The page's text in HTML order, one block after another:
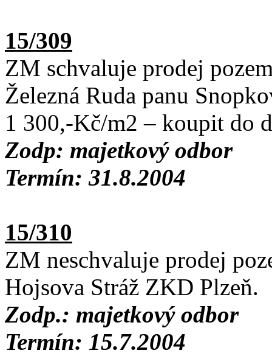
15/309
ZM schvaluje prodej
Železná Ruda panu
1 300,-Kč/m2 – koupit do
Zodp: majetkový odbor
Termín: 31.8.2004
15/310
ZM neschvaluje prodej
Hojsova Stráž ZKD Plzeň.
Zodp.: majetkový odbor
Termín: 15.7.2004